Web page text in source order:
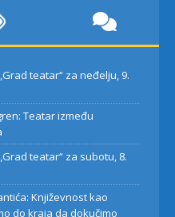
teatar“ za neđelju, 9.
Teatar između
teatar“ za subotu, 8.
Književnost kao
do kraja da dokučimo